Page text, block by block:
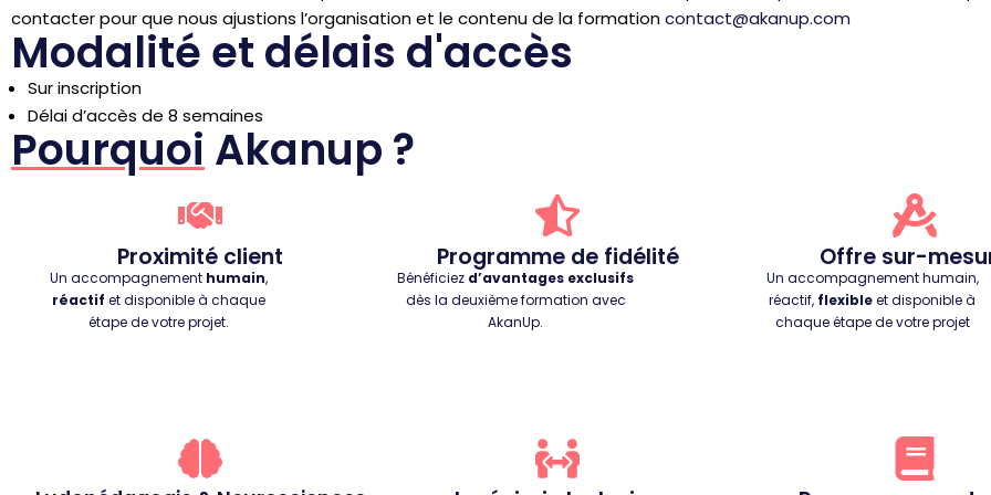
contacter pour que nous ajustions l’organisation et le contenu de la formationcontact@akanup.com
Modalité et délais d'accès
Sur inscription
Délai d’accès de 8 semaines
Pourquoi Akanup ?
Proximité client
Un accompagnement humain,
réactif et disponible à chaque
étape de votre projet.
Programme de fidélité
Bénéficiez d’avantages exclusifs
dès la deuxième formation avec
AkanUp.
Offre sur-
Un accompagnement humain,
réactif, flexibleet disponible à
chaque étape de votre projet